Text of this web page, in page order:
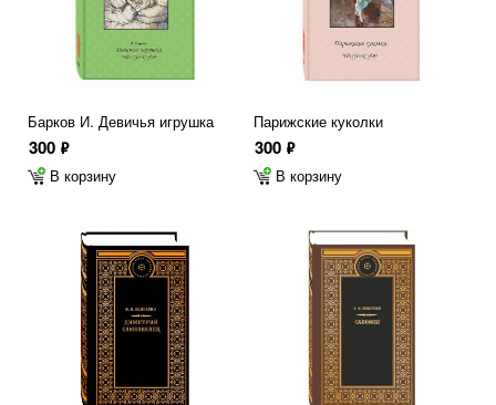
Барков И. Девичья игрушка
300 ф
В корзину
Парижские куколки
300 ф
В корзину